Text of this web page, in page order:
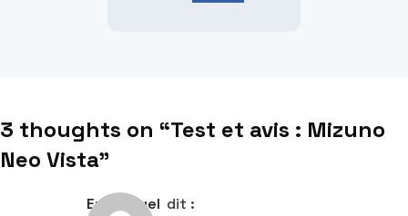
3 thoughts on “Test et avis : Mizuno
Neo Vista”
Emmanuel dit :